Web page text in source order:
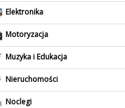
Elektronika
Motoryzacja
Muzyka i Edukacja
Nieruchomości
Noclegi